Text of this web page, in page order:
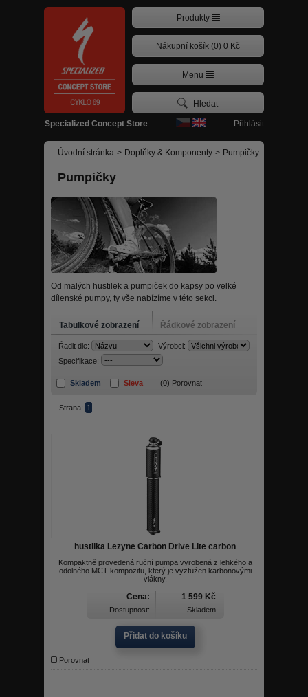
Specialized Concept Store Přihlásit
Produkty
Nákupní košík (0) 0 Kč
Menu
Úvodní stránka > Doplňky & Komponenty > Pumpičky
Pumpičky
Od malých hustilek a pumpiček do kapsy po velké
dílenské pumpy, ty vše nabízíme v této sekci.
Tabulkové zobrazení Řádkové zobrazení
Řadit dle:
Výrobci:
Specifikace:
Skladem Sleva (0) Porovnat
Strana: 1
hustilka Lezyne Carbon Drive Lite carbon
Kompaktně provedená ruční pumpa vyrobená z lehkého a
odolného MCT kompozitu, který je vyztužen karbonovými
vlákny.
Cena: 1 599 Kč
Dostupnost: Skladem
Přidat do košíku
Porovnat